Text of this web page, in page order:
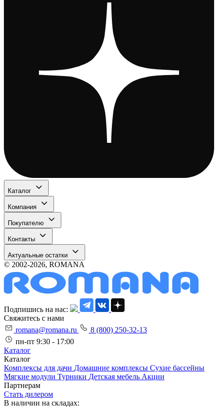
Каталог
Компания
Покупателю
Контакты
Актуальные остатки
© 2002-2026, ROMANA
Подпишись на нас:
Свяжитесь с нами
romana@romana.ru
8 (800) 250-32-13
пн-пт 9:30 - 17:00
Каталог
Каталог
Комплексы для дачи Домашние комплексы Сухие бассейны
Мягкие модули Турники Детская мебель Акции
Партнерам
Стать дилером
В наличии на складах: